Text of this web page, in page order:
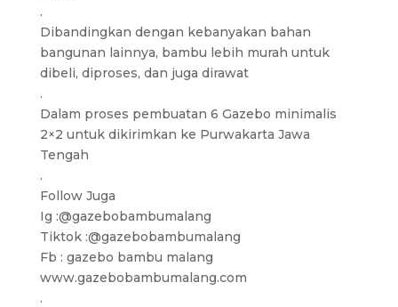
.
Dibandingkan dengan kebanyakan bahan
bangunan lainnya, bambu lebih murah untuk
dibeli, diproses, dan juga dirawat
.
Dalam proses pembuatan 6 Gazebo minimalis
2×2 untuk dikirimkan ke Purwakarta Jawa
Tengah
.
Follow Juga
Ig :@gazebobambumalang
Tiktok :@gazebobambumalang
Fb : gazebo bambu malang
www.gazebobambumalang.com
.